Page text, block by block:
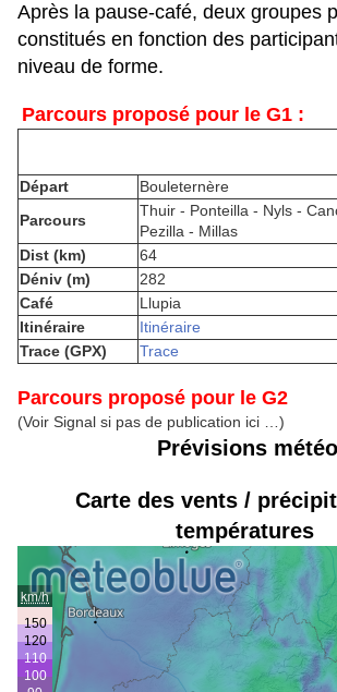
Après la pause-café, deux groupes
constitués en fonction des
niveau de forme.
Parcours proposé pour le G1 :
Départ
Bouleternère
Parcours
Thuir - Ponteilla - Nyls -
Pezilla - Millas
Dist (km)
64
Déniv (m)
282
Café
Llupia
Itinéraire
Itinéraire
Trace (GPX)
Trace
Parcours proposé pour le G2
(Voir Signal si pas de publication ici …)
Prévisions météo
Carte des vents /
températures